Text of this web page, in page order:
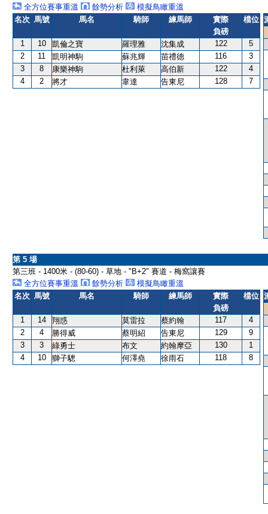
全方位賽事重溫
餘勢分析
模擬鳥瞰重溫
名次 馬號 馬名 騎師 練馬師
實際
負磅
檔位
1 10 凱倫之寶 羅理雅 沈集成 122
5
2
11 凱明神駒 蘇兆輝 苗禮德 116
3
3
8 康樂神駒 杜利萊 高伯新 122
4
4
2 將才 韋達 告東尼 128 7
第 5 場
第三班 - 1400米 - (80-60) - 草地 - "B+2" 賽道 - 梅窩讓賽
全方位賽事重溫
餘勢分析
模擬鳥瞰重溫
名次 馬號 馬名 騎師 練馬師
實際
負磅
檔位
1 14 翔惑 莫雷拉 蔡約翰 117
4
2
4 勝得威 蔡明紹 告東尼 129
9
3
3 綠勇士 布文 約翰摩亞 130
1
4
10 獅子驄 何澤堯 徐雨石 118 8